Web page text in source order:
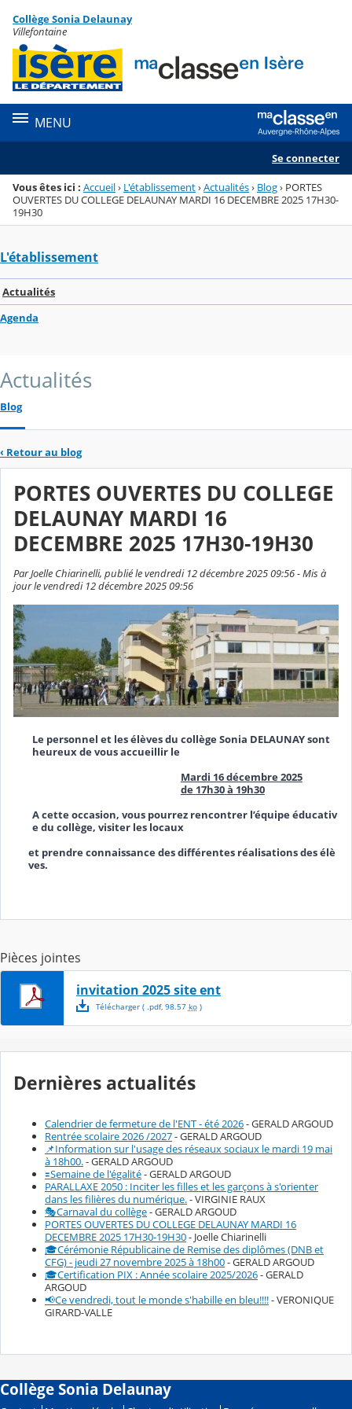
Menu de la rubrique
Contenu
Collège Sonia Delaunay
Villefontaine
MENU
Se connecter
Vous êtes ici : Accueil› L'établissement›Actualités› Blog› PORTES
OUVERTES DU COLLEGE DELAUNAY MARDI 16 DECEMBRE 2025 17H30-
19H30
L'établissement
Actualités
Agenda
Actualités
Blog
‹ Retour au blog
PORTES OUVERTES DU COLLEGE
DELAUNAY MARDI 16
DECEMBRE 2025 17H30-19H30
Par Joelle Chiarinelli, publié le vendredi 12 décembre 2025 09:56 - Mis à
jour le vendredi 12 décembre 2025 09:56
Le personnel et lesélèvesdu collège Sonia DELAUNAYsont
heureuxde vousaccueillirle
Mardi 16 décembre 2025
de 17h30à 19h30
Acette occasion, vous pourrez rencontrer l’équipe éducativ
e du collège, visiter leslocaux
et prendre connaissance desdifférentes réalisationsdesélè
ves.
Pièces jointes
invitation 2025 site ent
Télécharger( .pdf, 98.57 ko)
Dernières actualités
Calendrier de fermeture de l'ENT - été 2026- GERALD ARGOUD
Rentrée scolaire 2026 /2027- GERALD ARGOUD
📌Information sur l'usage des réseaux sociaux le mardi 19 mai
à 18h00.- GERALD ARGOUD
🟰Semaine de l'égalité- GERALD ARGOUD
PARALLAXE 2050 : Inciter les filles et les garçons à s'orienter
dans les filières du numérique.- VIRGINIE RAUX
🎭Carnaval du collège- GERALD ARGOUD
PORTES OUVERTES DU COLLEGE DELAUNAY MARDI 16
DECEMBRE 2025 17H30-19H30- Joelle Chiarinelli
🎓Cérémonie Républicaine de Remise des diplômes (DNB et
CFG) - jeudi 27 novembre 2025 à 18h00- GERALD ARGOUD
🎓Certification PIX : Année scolaire 2025/2026- GERALD
ARGOUD
📢Ce vendredi, tout le monde s'habille en bleu!!!!- VERONIQUE
GIRARD-VALLE
Collège Sonia Delaunay